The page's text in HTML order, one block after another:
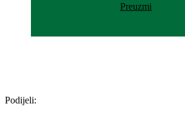
Preuzmi
Podijeli: